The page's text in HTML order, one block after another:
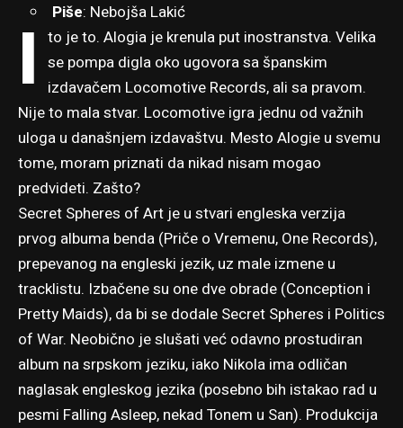
Piše: Nebojša Lakić
I to je to. Alogia je krenula put inostranstva. Velika
se pompa digla oko ugovora sa španskim
izdavačem Locomotive Records, ali sa pravom.
Nije to mala stvar. Locomotive igra jednu od važnih
uloga u današnjem izdavaštvu. Mesto Alogie u svemu
tome, moram priznati da nikad nisam mogao
predvideti. Zašto?
Secret Spheres of Art je u stvari engleska verzija
prvog albuma benda (Priče o Vremenu, One Records),
prepevanog na engleski jezik, uz male izmene u
tracklistu. Izbačene su one dve obrade (Conception i
Pretty Maids), da bi se dodale Secret Spheres i Politics
of War. Neobično je slušati već odavno prostudiran
album na srpskom jeziku, iako Nikola ima odličan
naglasak engleskog jezika (posebno bih istakao rad u
pesmi Falling Asleep, nekad Tonem u San). Produkcija